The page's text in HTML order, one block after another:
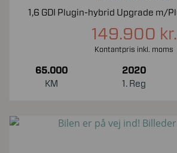
149.900 kr.
Kontantpris inkl. moms
65.000
KM
2020
1. Reg